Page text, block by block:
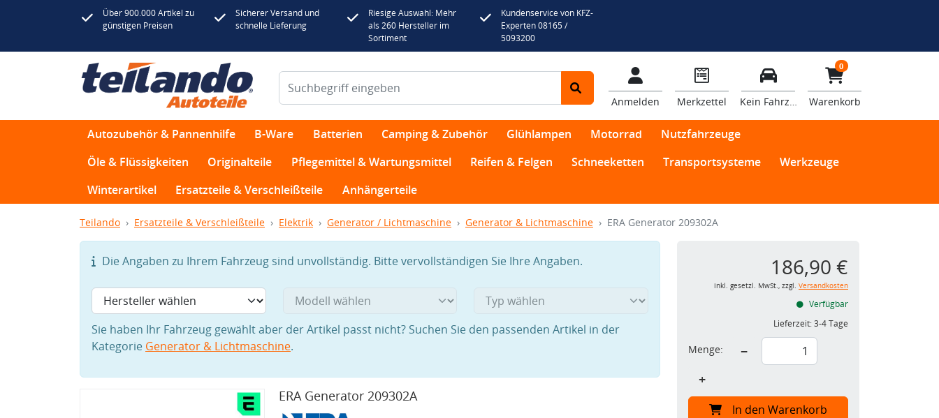
Über 900.000 Artikel zu
günstigen Preisen
Sicherer Versand und
schnelle Lieferung
Riesige Auswahl: Mehr
als 260 Hersteller im
Sortiment
Kundenservice von KFZ-
Experten 08165 /
5093200
Anmelden Merkzettel Kein Fahrzeug
0
Warenkorb
Autozubehör & Pannenhilfe B-Ware Batterien Camping & Zubehör Glühlampen Motorrad
Nutzfahrzeuge
Öle & Flüssigkeiten
Originalteile Pflegemittel & Wartungsmittel Reifen & Felgen Schneeketten Transportsysteme
Werkzeuge
Winterartikel
Ersatzteile & Verschleißteile Anhängerteile
Teilando Ersatzteile & Verschleißteile Elektrik Generator / Lichtmaschine Generator & Lichtmaschine ERA Generator 209302A
Die Angaben zu Ihrem Fahrzeug sind unvollständig. Bitte vervollständigen Sie Ihre Angaben.
Sie haben Ihr Fahrzeug gewählt aber der Artikel passt nicht? Suchen Sie den passenden Artikel in der
Kategorie Generator & Lichtmaschine.
ERA Generator 209302A
186,90 €
inkl. gesetzl. MwSt., zzgl. Versandkosten
Verfügbar
Lieferzeit:3-4 Tage
Menge:
−
+
In den Warenkorb